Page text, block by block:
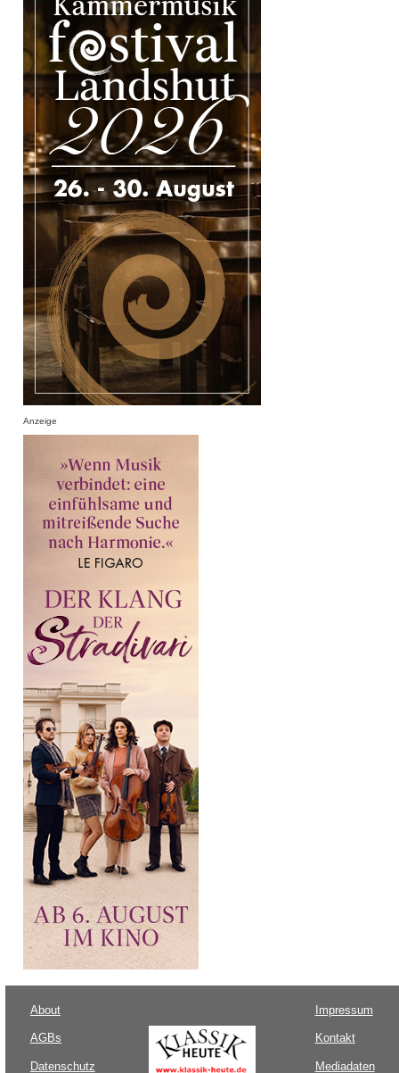
Anzeige
About
AGBs
Datenschutz
Impressum
Kontakt
Mediadaten